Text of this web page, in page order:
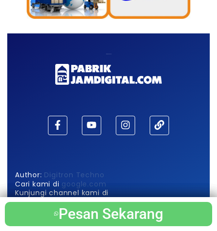
Pesan Sekarang
Pesan Sekarang
Author: Digitron Techno
Cari kami di google.com
Kunjungi channel kami di
Pabrik Jam Digital
Berikut Info Produk Utama Kami di
Pesan Sekarang
Pesan Sekarang